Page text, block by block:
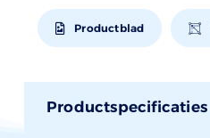
Productblad
Productspecificaties